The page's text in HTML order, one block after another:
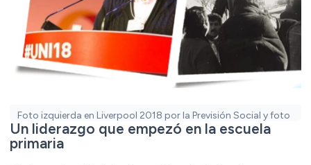
Foto izquierda en Liverpool 2018 por la Previsión Social y foto
derecha en 1975 en un paro frente a Baravalle.
Un liderazgo que empezó en la escuela
primaria